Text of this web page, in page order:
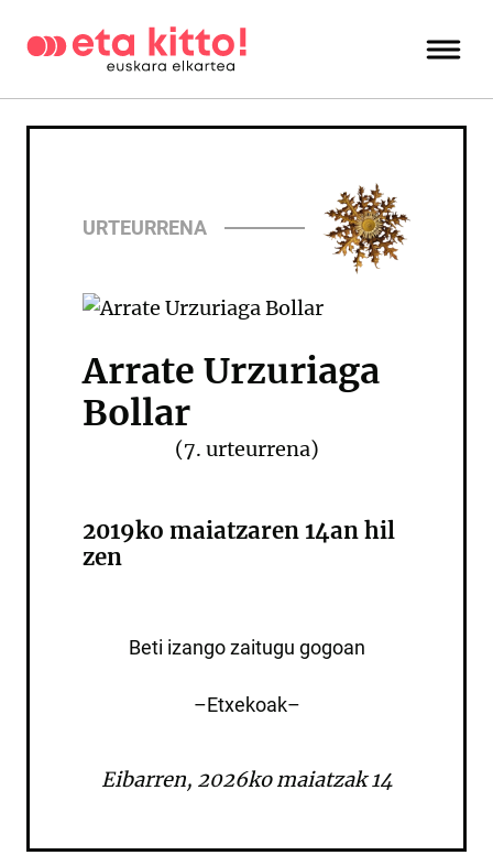
URTEURRENA
Arrate Urzuriaga
Bollar
(7. urteurrena)
2019ko maiatzaren 14an hil
zen
Beti izango zaitugu gogoan
–Etxekoak–
Eibarren, 2026ko maiatzak 14